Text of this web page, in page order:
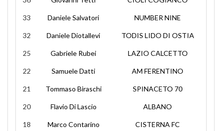
33 Daniele Salvatori NUMBER NINE
32 Daniele Diotallevi TODIS LIDO DI OSTIA
25 Gabriele Rubei LAZIO CALCETTO
22 Samuele Datti AM FERENTINO
21 Tommaso Biraschi SPINACETO 70
20 Flavio Di Lascio ALBANO
18 Marco Contarino CISTERNA FC